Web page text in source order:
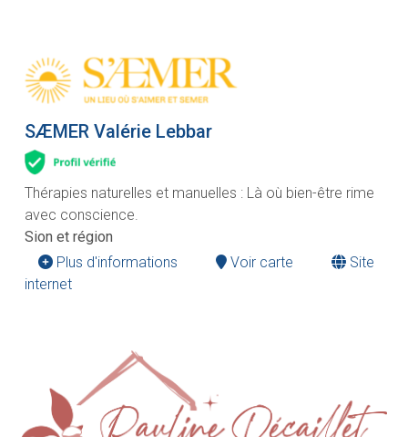
SÆMER Valérie Lebbar
Thérapies naturelles et manuelles : Là où bien-être rime
avec conscience.
Sion et région
Plus d'informations
Voir carte
Site
internet